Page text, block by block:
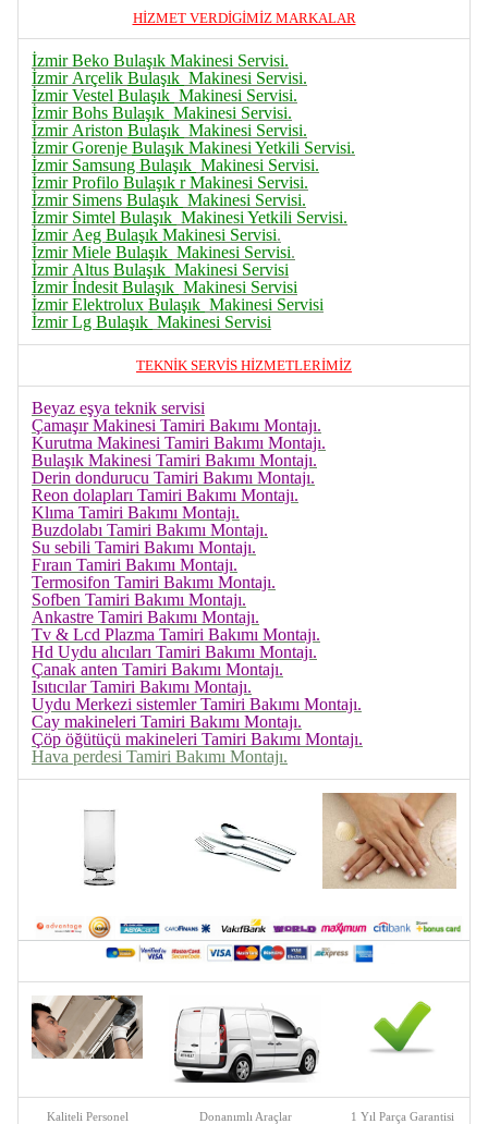
HİZMET VERDİGİMİZ MARKALAR
İzmir Beko Bulaşık Makinesi Servisi.
İzmir Arçelik Bulaşık Makinesi Servisi.
İzmir Vestel Bulaşık Makinesi Servisi.
İzmir Bohs Bulaşık Makinesi Servisi.
İzmir Ariston Bulaşık Makinesi Servisi.
İzmir Gorenje Bulaşık Makinesi Yetkili Servisi.
İzmir Samsung Bulaşık Makinesi Servisi.
İzmir Profilo Bulaşık r Makinesi Servisi.
İzmir Simens Bulaşık Makinesi Servisi.
İzmir Simtel Bulaşık Makinesi Yetkili Servisi.
İzmir Aeg Bulaşık Makinesi Servisi.
İzmir Miele Bulaşık Makinesi Servisi.
İzmir Altus Bulaşık Makinesi Servisi
İzmir İndesit Bulaşık Makinesi Servisi
İzmir Elektrolux Bulaşık Makinesi Servisi
İzmir Lg Bulaşık Makinesi Servisi
TEKNİK SERVİS HİZMETLERİMİZ
Beyaz eşya teknik servisi
Çamaşır Makinesi Tamiri Bakımı Montajı.
Kurutma Makinesi Tamiri Bakımı Montajı.
Bulaşık Makinesi Tamiri Bakımı Montajı.
Derin dondurucu Tamiri Bakımı Montajı.
Reon dolapları Tamiri Bakımı Montajı.
Klıma Tamiri Bakımı Montajı.
Buzdolabı Tamiri Bakımı Montajı.
Su sebili Tamiri Bakımı Montajı.
Fıraın Tamiri Bakımı Montajı.
Termosifon Tamiri Bakımı Montajı.
Sofben Tamiri Bakımı Montajı.
Ankastre Tamiri Bakımı Montajı.
Tv & Lcd Plazma Tamiri Bakımı Montajı.
Hd Uydu alıcıları Tamiri Bakımı Montajı.
Çanak anten Tamiri Bakımı Montajı.
Isıtıcılar Tamiri Bakımı Montajı.
Uydu Merkezi sistemler Tamiri Bakımı Montajı.
Cay makineleri Tamiri Bakımı Montajı.
Çöp öğütüçü makineleri Tamiri Bakımı Montajı.
Hava perdesi Tamiri Bakımı Montajı.
Kaliteli Personel Donanımlı Araçlar 1 Yıl Parça Garantisi